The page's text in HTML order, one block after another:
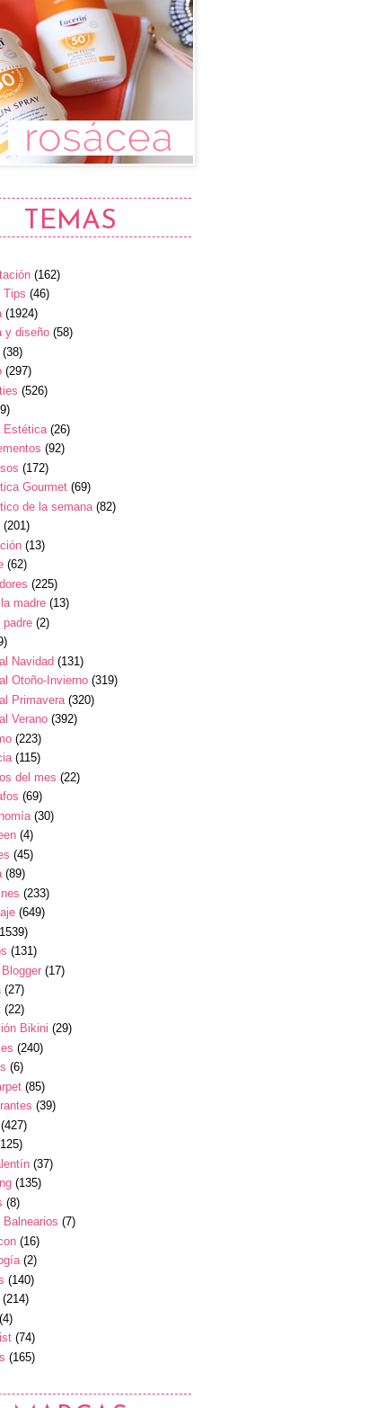
TEMAS
(162)
Tips (46)
(1924)
y diseño (58)
(38)
(297)
(526)
Estética (26)
(92)
(172)
Gourmet (69)
de la semana (82)
(201)
(13)
(62)
(225)
madre (13)
padre (2)
Navidad (131)
Otoño-Invierno (319)
Primavera (320)
Verano (392)
(223)
(115)
del mes (22)
(69)
(30)
(4)
(45)
(89)
(233)
(649)
(131)
(17)
(27)
(22)
Bikini (29)
(240)
(6)
(85)
(39)
(427)
(37)
(135)
(8)
(7)
(16)
(2)
(140)
(214)
(4)
(74)
(165)